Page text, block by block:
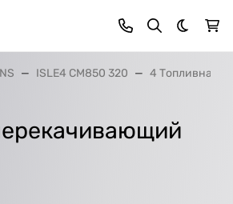
Темная
ISLE4 CM850 320 4 Топливная